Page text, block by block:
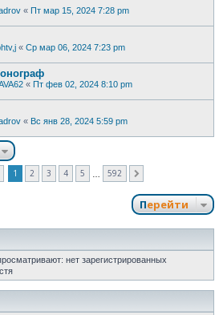
« Пт мар 15, 2024 7:28 pm
« Ср мар 06, 2024 7:23 pm
« Пт фев 02, 2024 8:10 pm
« Вс янв 28, 2024 5:59 pm
Страница из 592
1 2 3 4 5 592
Перейти
нет зарегистрированных